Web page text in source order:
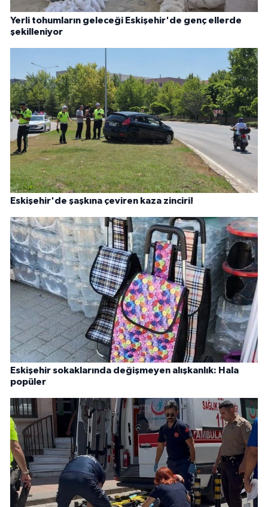
Yerli tohumların geleceği Eskişehir'de genç ellerde
şekilleniyor
Eskişehir'de şaşkına çeviren kaza zinciri!
Eskişehir sokaklarında değişmeyen alışkanlık: Hala
popüler